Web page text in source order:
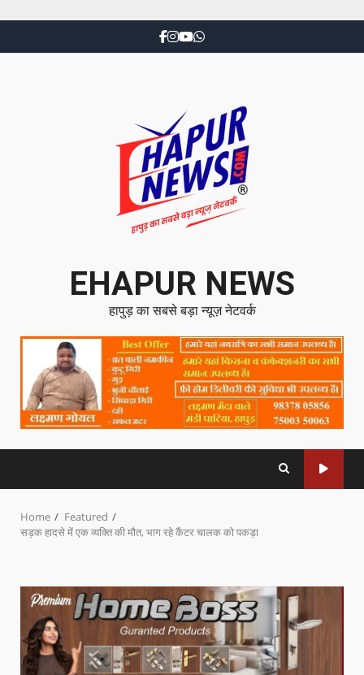
EHAPUR NEWS
हापुड़ का सबसे बड़ा न्यूज़ नेटवर्क
Home
Featured
सड़क हादसे में एक व्यक्ति की मौत, भाग रहे कैंटर चालक को पकड़ा